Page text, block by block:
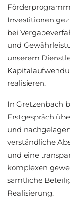
Investitionen
bei
und
unserem
realisieren.
In Gretzenbach
Erstgespräch
und
verständliche
und eine
komplexen
sämtliche
Realisierung.